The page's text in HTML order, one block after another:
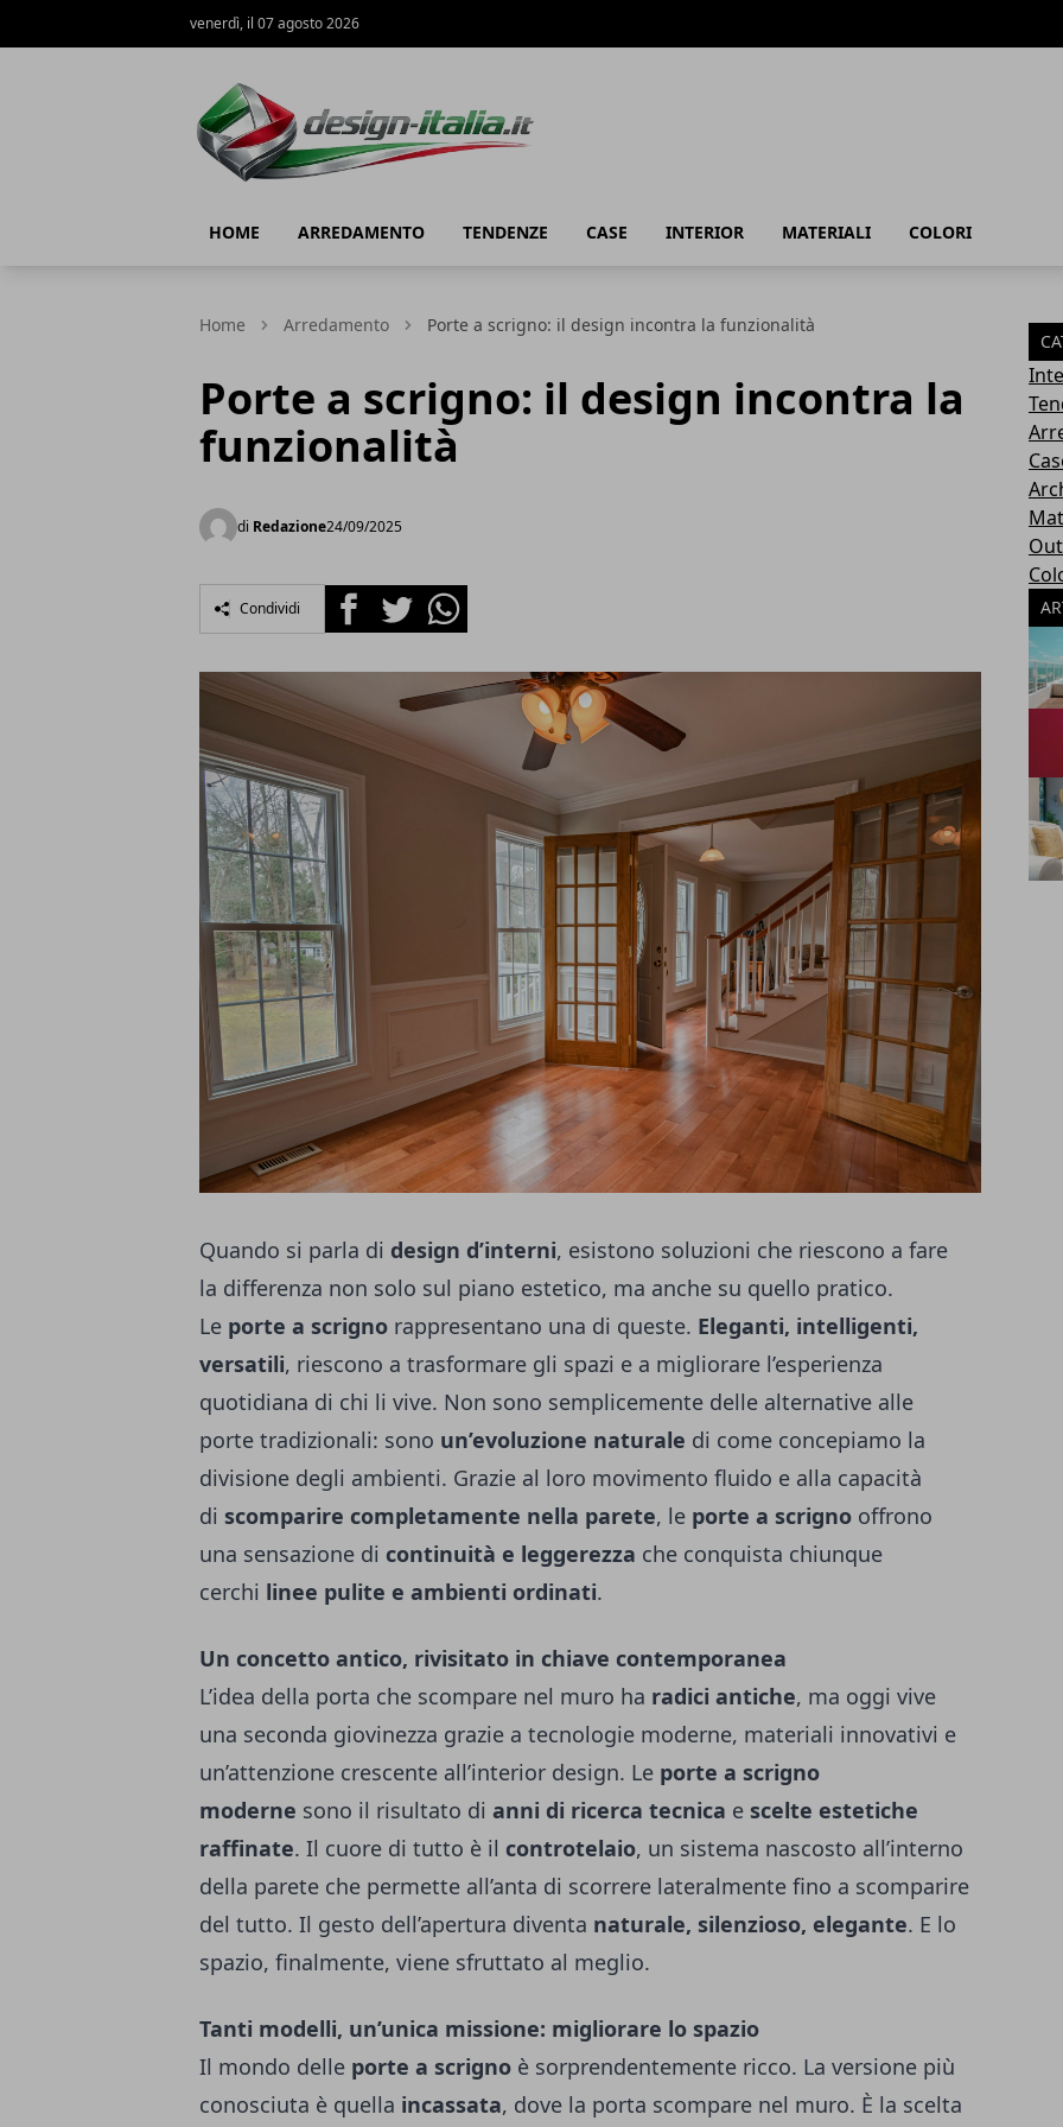
venerdì, il 07 agosto 2026
HOME ARREDAMENTO TENDENZE CASE INTERIOR MATERIALI COLORI
Home Arredamento Porte a scrigno: il design incontra la funzionalità
Porte a scrigno: il design incontra la
funzionalità
di Redazione24/09/2025
Condividi FacebookTwitterWhatsapp
Quando si parla di design d’interni, esistono soluzioni che riescono a fare
la differenza non solo sul piano estetico, ma anche su quello pratico.
Le porte a scrigno rappresentano una di queste. Eleganti, intelligenti,
versatili, riescono a trasformare gli spazi e a migliorare l’esperienza
quotidiana di chi li vive. Non sono semplicemente delle alternative alle
porte tradizionali: sono un’evoluzione naturale di come concepiamo la
divisione degli ambienti. Grazie al loro movimento fluido e alla capacità
di scomparire completamente nella parete, le porte a scrigno offrono
una sensazione di continuità e leggerezza che conquista chiunque
cerchi linee pulite e ambienti ordinati.
Un concetto antico, rivisitato in chiave contemporanea
L’idea della porta che scompare nel muro ha radici antiche, ma oggi vive
una seconda giovinezza grazie a tecnologie moderne, materiali innovativi e
un’attenzione crescente all’interior design. Le porte a scrigno
moderne sono il risultato di anni di ricerca tecnica e scelte estetiche
raffinate. Il cuore di tutto è il controtelaio, un sistema nascosto all’interno
della parete che permette all’anta di scorrere lateralmente fino a scomparire
del tutto. Il gesto dell’apertura diventa naturale, silenzioso, elegante. E lo
spazio, finalmente, viene sfruttato al meglio.
Tanti modelli, un’unica missione: migliorare lo spazio
Il mondo delle porte a scrigno è sorprendentemente ricco. La versione più
conosciuta è quella incassata, dove la porta scompare nel muro. È la scelta